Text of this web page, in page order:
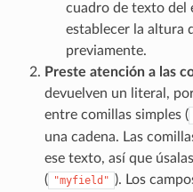
cuadro de texto del
establecer la altura
previamente.
Preste atención a las
devuelven un literal,
entre comillas simples (
una cadena. Las
ese texto, así que
( "myfield" ). Los